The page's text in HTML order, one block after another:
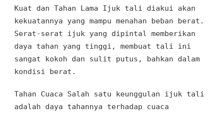
Kuat dan Tahan Lama Ijuk tali
diakui akan
kekuatannya yang mampu menahan beban berat .
Serat-serat ijuk yang dipintal memberikan
daya tahan yang tinggi, membuat tali ini
sangat kokoh dan sulit putus, bahkan dalam
kondisi berat.
Tahan Cuaca Salah satu keunggulan ijuk tali
adalah daya tahannya terhadap cuaca